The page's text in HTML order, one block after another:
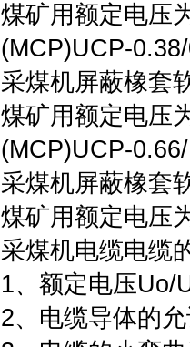
煤矿用额定电压
(MCP)UCP-
采煤机屏蔽橡套
煤矿用额定电压
(MCP)UCP-
采煤机屏蔽橡套
煤矿用额定电压
采煤机电缆电缆
1、额定电压Uo/
2、电缆导体的